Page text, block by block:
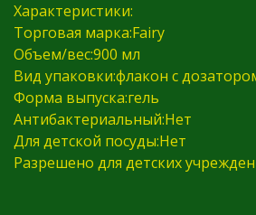
Характеристики:
Торговая марка:Fairy
Объем/вес:900 мл
Вид упаковки:флакон с
Форма выпуска:гель
Антибактериальный:Нет
Для детской посуды:Нет
Разрешено для детских